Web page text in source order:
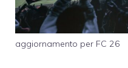
aggiornamento per FC 26